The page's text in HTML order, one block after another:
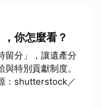
你怎麼看？
留分」，讓遺產分
特別貢獻制度。
：shutterstock／